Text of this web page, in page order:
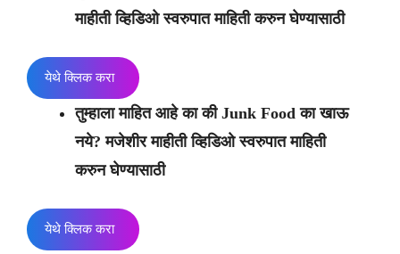
माहीती व्हिडिओ स्वरुपात माहिती करुन घेण्यासाठी
येथे क्लिक करा
तुम्हाला माहित आहे का की Junk Food का खाऊ
नये? मजेशीर माहीती व्हिडिओ स्वरुपात माहिती
करुन घेण्यासाठी
येथे क्लिक करा